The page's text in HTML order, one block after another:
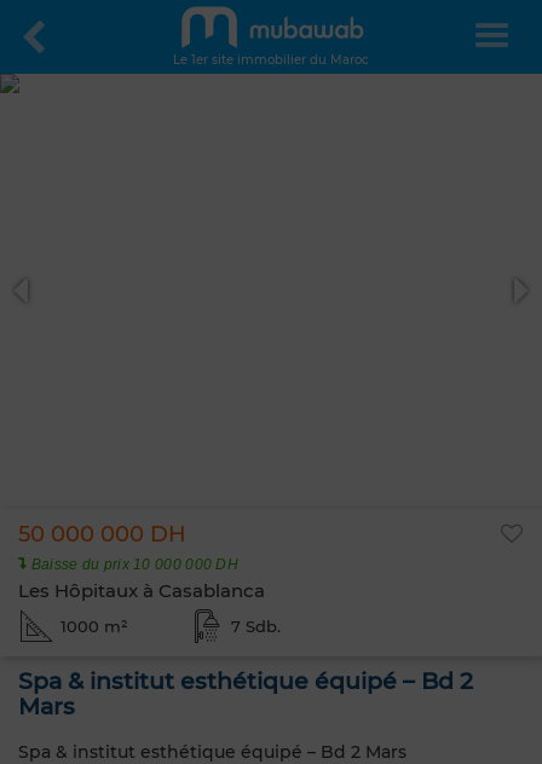
Le 1er site immobilier du Maroc
50 000 000 DH
Baisse du prix 10 000 000 DH
Les Hôpitaux à Casablanca
1000 m² 7 Sdb.
Spa & institut esthétique équipé – Bd 2
Mars
Spa & institut esthétique équipé – Bd 2 Mars